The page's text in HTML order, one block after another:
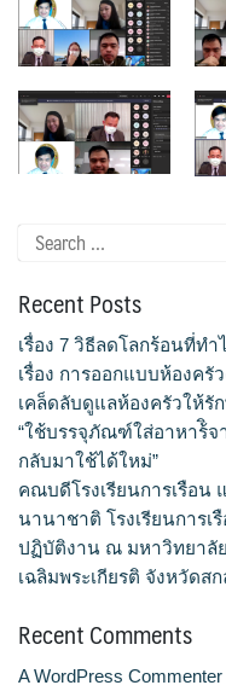
จำนวนบุคลากรและนักศึกษา
ตารางเรียน
ทำเนียบคณบดี
ทุนการศึกษา
นักศึกษา
บันทึกเทปกิจกรรม
บุคลากรสายวิชาการ
บุคลากรสายสนับสนุนวิชา
ประวัติ วิสัยทัศน์ พันธกิจ โ
ผู้ปกครอง
Search
for:
Recent Posts
เรื่อง 7 วิธีลดโลกร้อนที่ท
เรื่อง การออกแบบห้องครั
เคล็ดลับดูแลห้องครัวให้รั
“ใช้บรรจุภัณฑ์ใส่อาหาร้ิ
กลับมาใช้ได้ใหม่”
คณบดีโรงเรียนการเรือน
นานาชาติ โรงเรียนการ
ปฏิบัติงาน ณ มหาวิทยาลั
เฉลิมพระเกียรติ จังหวัดส
Recent Comments
A WordPress Commenter